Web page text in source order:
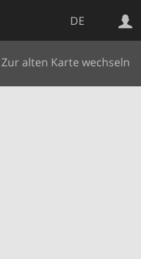
DE
Zur alten Karte wechseln